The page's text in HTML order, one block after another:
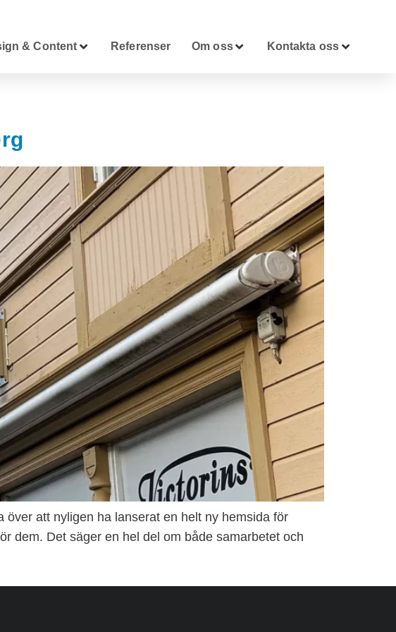
& Content Referenser Om oss Kontakta oss
att nyligen ha lanserat en helt ny hemsida för
dem. Det säger en hel del om både samarbetet och